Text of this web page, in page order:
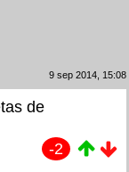
9 sep 2014, 15:08
de
-2